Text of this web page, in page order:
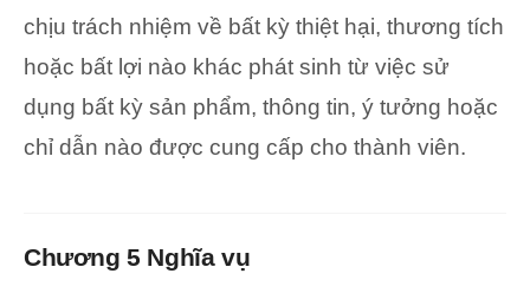
chịu trách nhiệm về bất kỳ thiệt hại, thương tích
hoặc bất lợi nào khác phát sinh từ việc sử
dụng bất kỳ sản phẩm, thông tin, ý tưởng hoặc
chỉ dẫn nào được cung cấp cho thành viên.
Chương 5 Nghĩa vụ